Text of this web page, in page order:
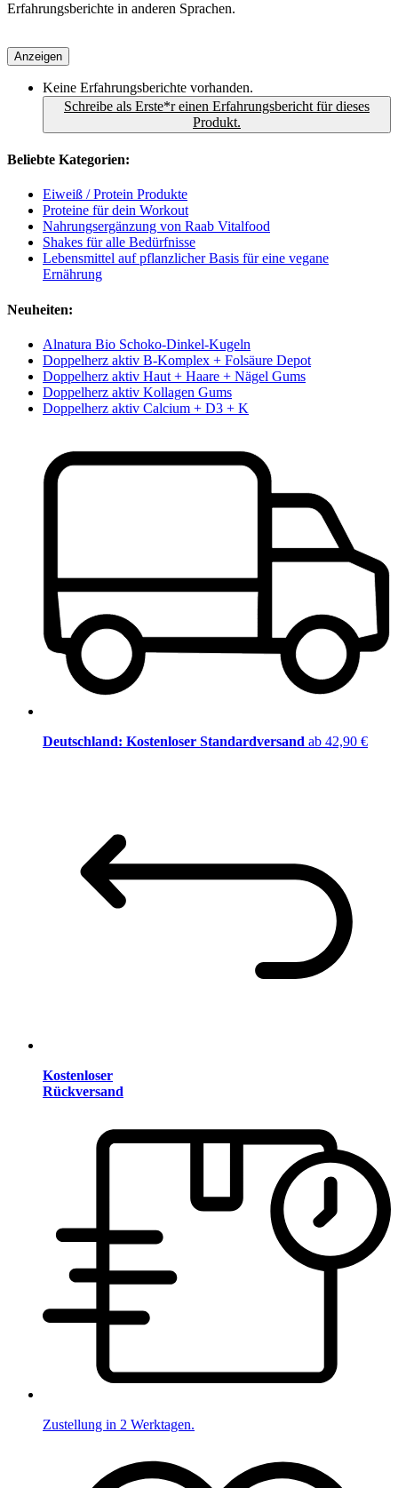
Erfahrungsberichte in anderen Sprachen.
Anzeigen
Keine Erfahrungsberichte vorhanden.
Schreibe als Erste*r einen Erfahrungsbericht für dieses
Produkt.
Beliebte Kategorien:
Eiweiß / Protein Produkte
Proteine für dein Workout
Nahrungsergänzung von Raab Vitalfood
Shakes für alle Bedürfnisse
Lebensmittel auf pflanzlicher Basis für eine vegane
Ernährung
Neuheiten:
Alnatura Bio Schoko-Dinkel-Kugeln
Doppelherz aktiv B-Komplex + Folsäure Depot
Doppelherz aktiv Haut + Haare + Nägel Gums
Doppelherz aktiv Kollagen Gums
Doppelherz aktiv Calcium + D3 + K
Deutschland: Kostenloser Standardversand ab 42,90 €
Kostenloser
Rückversand
Zustellung in 2 Werktagen.